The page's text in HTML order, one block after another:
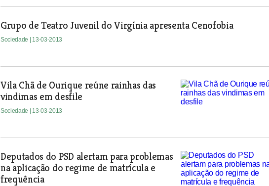
Grupo de Teatro Juvenil do Virgínia apresenta Cenofobia
Sociedade | 13-03-2013
Vila Chã de Ourique reúne rainhas das
vindimas em desfile
Sociedade | 13-03-2013
Deputados do PSD alertam para problemas
na aplicação do regime de matrícula e
frequência